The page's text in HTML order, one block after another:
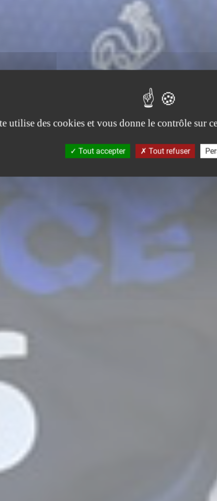
utilise des cookies et vous donne le contrôle sur
Tout accepter Tout refuser